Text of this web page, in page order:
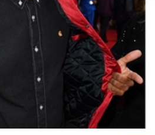
fest.
um Inhalte und Anzeigen zu
für soziale Medien anbieten
auf unsere Website zu
geben wir Informationen zu Ihrer
an unsere Partner für
und Analysen weiter. Unsere
möglicherweise mit